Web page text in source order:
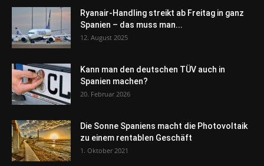
Ryanair-Handling streikt ab Freitag in ganz
Spanien – das muss man...
12. August 2025
Kann man den deutschen TÜV auch in
Spanien machen?
20. Februar 2026
Die Sonne Spaniens macht die Photovoltaik
zu einem rentablen Geschäft
1. Oktober 2021